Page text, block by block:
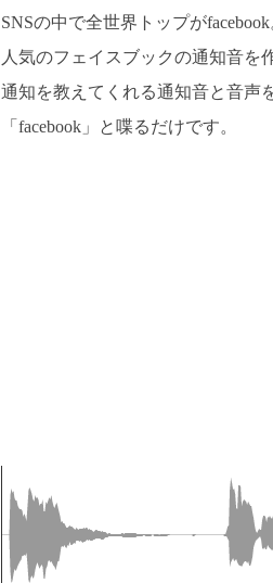
SNSの中で全世界トップが
人気のフェイスブックの通知音を
通知を教えてくれる通知音と音声
「facebook」と喋るだけです。